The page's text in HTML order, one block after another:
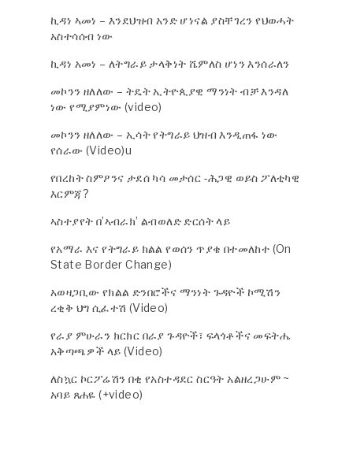
ኪዳነ ኣመነ – እንደህዝብ አንድ ሆነናል ያስቸገረን የህወሓት
አስተሳሰብ ነው
ኪዳነ አመነ – ለትግራይ ታላቅነት ሼምለስ ሆነን እንሰራለን
መኮንን ዘለለው – ትዴት ኢትዮጲያዊ ማንነት ብቻ እንዳለ
ነው የሚያምነው (video)
መኮንን ዘለለው – ኢሳት የትግራይ ህዝብ እንዲጠፋ ነው
የሰራው (Video)u
የበረከት ስምዖንና ታደሰ ካሳ መታሰር -ሕጋዊ ወይስ ፖለቲካዊ
እርምጃ?
ኣስተያየት በ’ኣብራክ’ ልብወለድ ድርሰት ላይ
የአማራ እና የትግራይ ክልል የወሰን ጥያቄ በተመለከተ (On
State Border Change)
አወዛጋቢው የክልል ድንበሮችና ማንነት ጉዳዮች ኮሚሽን
ረቂቅ ህግ ሲፈተሽ (Video)
የራያ ምሁራን ክርክር በራያ ጉዳዮች፣ ፍላጎቶችና መፍትሔ
አቅጣጫዎች ላይ (Video)
ለስኳር ኮርፖሬሽን በቂ የአስተዳደር ስርዓት አልዘረጋሁም ~
አባይ ጸሐዬ (+video)